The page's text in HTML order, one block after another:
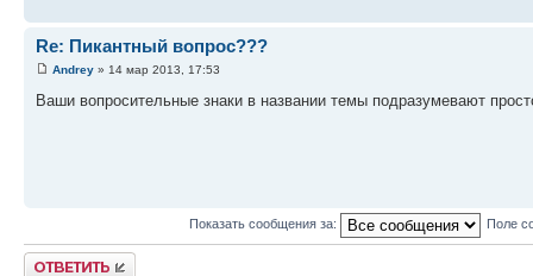
Re: Пикантный вопрос???
Andrey » 14 мар 2013, 17:53
Ваши вопросительные знаки в названии темы подразумевают
Показать сообщения за: Поле
Ответить